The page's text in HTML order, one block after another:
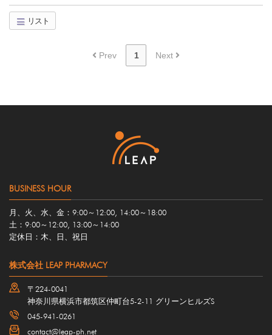
リスト
Prev 1 Next
BUSINESS HOUR
月、火、水、金：9:00～12:00, 14:00～18:00
土：9:00～12:00, 13:00～14:00
定休日：木、日、祝日
株式会社 LEAP PHARMACY
〒224-0041
神奈川県横浜市都筑区仲町台5-2-11 グリーンヒルズS
045-941-0261
contact@leap-ph.net